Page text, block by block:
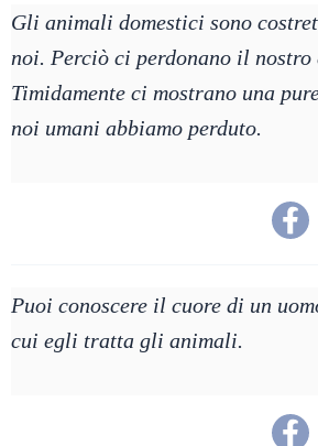
Gli animali domestici sono
noi. Perciò ci perdonano il nostro
Timidamente ci mostrano una
noi umani abbiamo perduto.
Puoi conoscere il cuore di un
cui egli tratta gli animali.